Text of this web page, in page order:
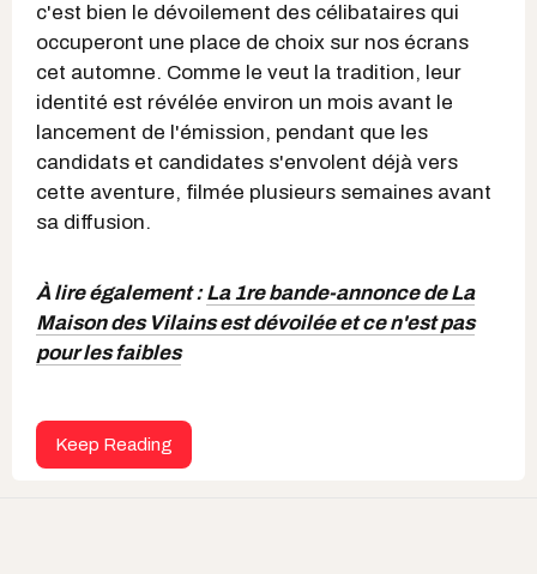
c'est bien le dévoilement des célibataires qui
occuperont une place de choix sur nos écrans
cet automne. Comme le veut la tradition, leur
identité est révélée environ un mois avant le
lancement de l'émission, pendant que les
candidats et candidates s'envolent déjà vers
cette aventure, filmée plusieurs semaines avant
sa diffusion.
À lire également :La 1re bande-annonce de La
Maison des Vilains est dévoilée et ce n'est pas
pour les faibles
Keep Reading